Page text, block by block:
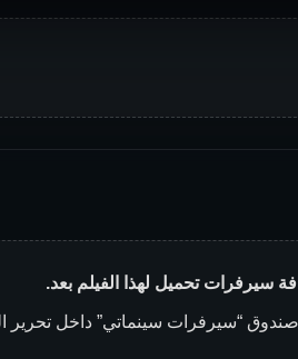
سيرفرات تحميل لهذا الفيلم بعد.
“سيرفرات سينماتي” داخل تحرير